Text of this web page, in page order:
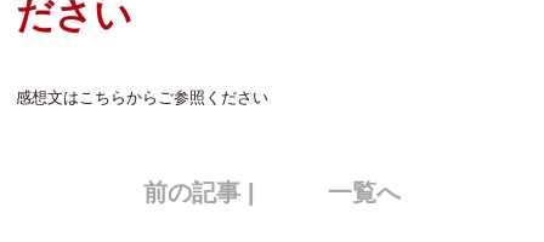
ださい
感想文はこちらからご参照ください
前の記事 | 一覧へ